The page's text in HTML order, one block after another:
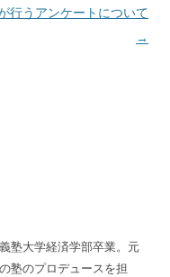
行うアンケートについて
→
塾大学経済学部卒業。元
塾のプロデュースを担